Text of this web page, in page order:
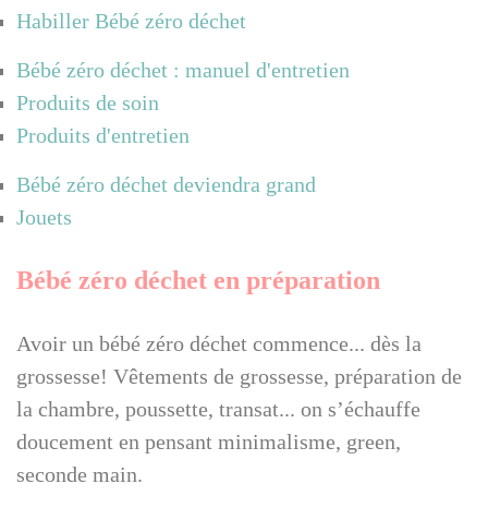
Habiller Bébé zéro déchet
Bébé zéro déchet : manuel d'entretien
Produits de soin
Produits d'entretien
Bébé zéro déchet deviendra grand
Jouets
Bébé zéro déchet en préparation
Avoir un bébé zéro déchet commence... dès la
grossesse! Vêtements de grossesse, préparation de
la chambre, poussette, transat... on s’échauffe
doucement en pensant minimalisme, green,
seconde main.